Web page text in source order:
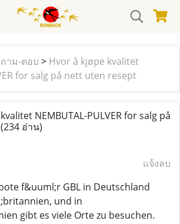
ถาม-ตอบ > Hvor å kjøpe kvalitet
for salg på nett uten resept
NEMBUTAL-PULVER for salg på
(234 อ่าน)
แจ้งลบ
f&uuml;r GBL in Deutschland
und in
gibt es viele Orte zu besuchen.